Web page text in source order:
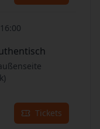
Tickets